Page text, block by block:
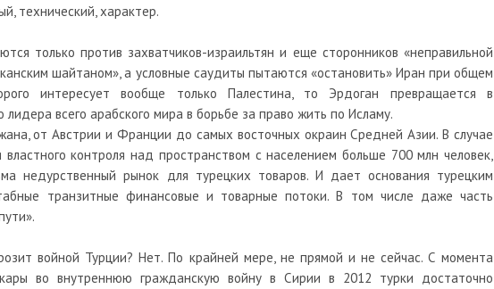
технический, характер.
только против захватчиков-израильтян и еще сторонников «неправильной
шайтаном», а условные саудиты пытаются «остановить» Иран при общем
интересует вообще только Палестина, то Эрдоган превращается в
всего арабского мира в борьбе за право жить по Исламу.
от Австрии и Франции до самых восточных окраин Средней Азии. В случае
контроля над пространством с населением больше 700 млн человек,
недурственный рынок для турецких товаров. И дает основания турецким
транзитные финансовые и товарные потоки. В том числе даже часть
войной Турции? Нет. По крайней мере, не прямой и не сейчас. С момента
во внутреннюю гражданскую войну в Сирии в 2012 турки достаточно